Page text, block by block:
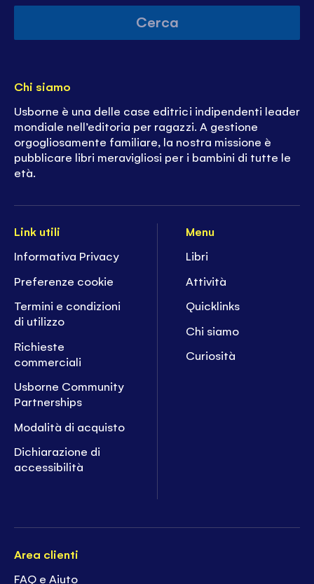
Cerca
Link utili
Informativa Privacy
Preferenze cookie
Termini e condizioni
di utilizzo
Richieste
commerciali
Usborne Community
Partnerships
Modalità di acquisto
Dichiarazione di
accessibilità
Menu
Libri
Attività
Quicklinks
Chi siamo
Curiosità
Area clienti
FAQ e Aiuto
Chi siamo
Usborne è una delle case editrici indipendenti leader
mondiale nell’editoria per ragazzi. A gestione
orgogliosamente familiare, la nostra missione è
pubblicare libri meravigliosi per i bambini di tutte le
età.